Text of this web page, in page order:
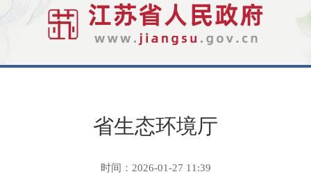
省生态环境厅
时间：2026-01-27 11:39